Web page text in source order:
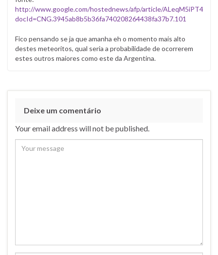
http://www.google.com/hostednews/afp/article/
docId=CNG.3945ab8b5b36fa740208264438fa37b7.101
Fico pensando se ja que amanha eh o momento mais alto
destes meteoritos, qual seria a probabilidade de ocorrerem
estes outros maiores como este da Argentina.
Deixe um comentário
Your email address will not be published.